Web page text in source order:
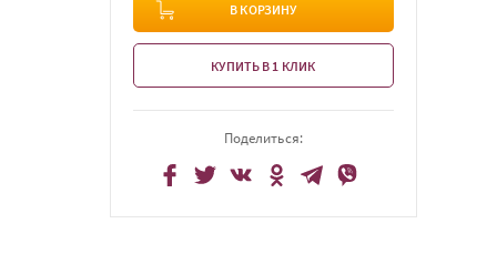
В КОРЗИНУ
КУПИТЬ В 1 КЛИК
Поделиться: